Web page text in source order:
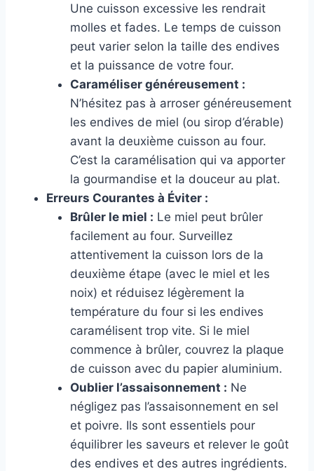
Une cuisson excessive les rendrait
molles et fades. Le temps de cuisson
peut varier selon la taille des endives
et la puissance de votre four.
Caraméliser généreusement :
N’hésitez pas à arroser généreusement
les endives de miel (ou sirop d’érable)
avant la deuxième cuisson au four.
C’est la caramélisation qui va apporter
la gourmandise et la douceur au plat.
Erreurs Courantes à Éviter :
Brûler le miel : Le miel peut brûler
facilement au four. Surveillez
attentivement la cuisson lors de la
deuxième étape (avec le miel et les
noix) et réduisez légèrement la
température du four si les endives
caramélisent trop vite. Si le miel
commence à brûler, couvrez la plaque
de cuisson avec du papier aluminium.
Oublier l’assaisonnement : Ne
négligez pas l’assaisonnement en sel
et poivre. Ils sont essentiels pour
équilibrer les saveurs et relever le goût
des endives et des autres ingrédients.